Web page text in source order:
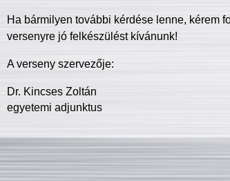
Ha bármilyen további kérdése lenne, kérem
versenyre jó felkészülést kívánunk!
A verseny szervezője:
Dr. Kincses Zoltán
egyetemi adjunktus